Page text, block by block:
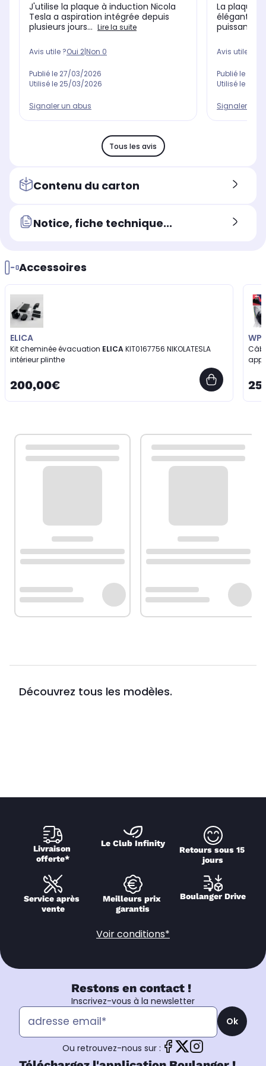
J'utilise la plaque à induction Nicola
Tesla a aspiration intégrée depuis
plusieurs jours... Lire la suite
Avis utile ?Oui 2|Non 0
Publié le 27/03/2026
Utilisé le 25/03/2026
Signaler un abus
La plaque
élégant.
puissance,
Avis utile ?
Publié le
Utilisé le
Signaler un
Tous les avis
Contenu du carton
Notice, fiche technique...
Accessoires
ELICA
Kit cheminée évacuation ELICA
intérieur plinthe
200,00€
Découvrez tous les modèles.
Livraison
offerte*
Le Club Infinity
Retours sous 15
jours
Service après
vente
Meilleurs prix
garantis
Boulanger Drive
Voir conditions*
Restons en contact !
Inscrivez-vous à la newsletter
Ok
Ou retrouvez-nous sur :